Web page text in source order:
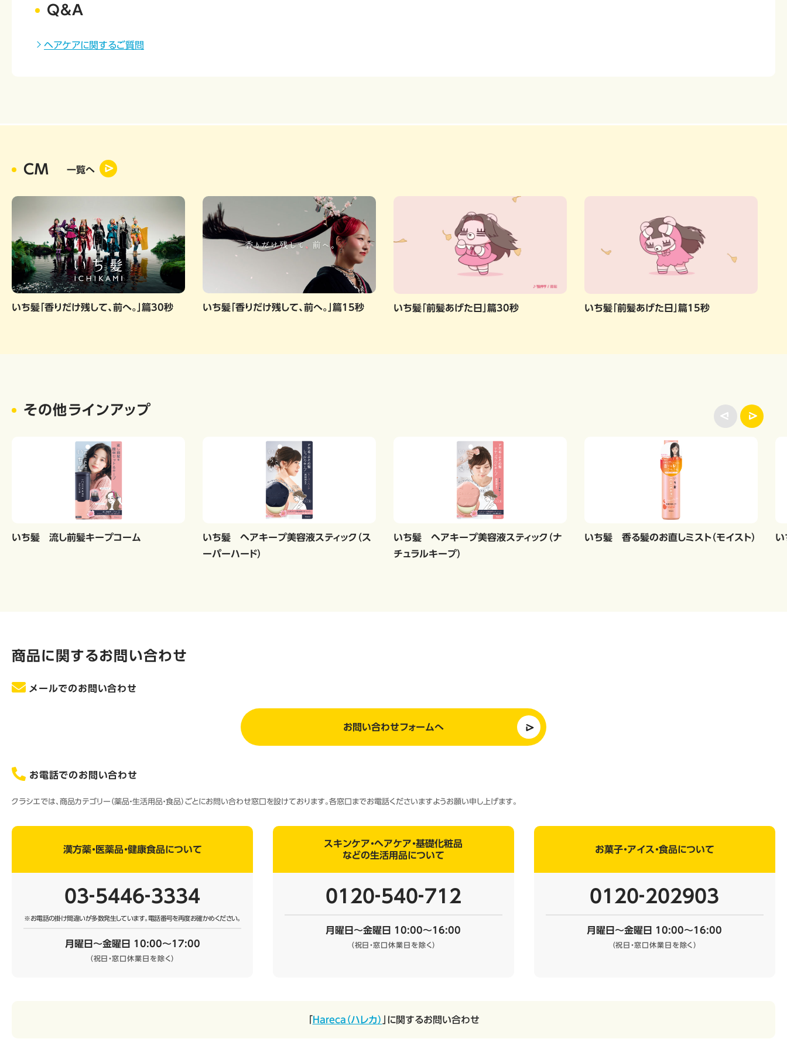
Q&A
ヘアケアに関するご質問
CM 一覧へ
いち髪「香りだけ残して、前へ。」篇30秒 いち髪「香りだけ残して、前へ。」篇15秒 いち髪「前髪あげた日」篇30秒 いち髪「前髪あげた日」篇15秒
その他ラインアップ
いち髪 流し前髪キープコーム
いち髪 ヘアキープ美容液スティック（ス
ーパーハード）
いち髪 ヘアキープ美容液スティック（ナ
チュラルキープ）
いち髪 香る髪のお直しミスト（モイスト）
商品に関するお問い合わせ
メールでのお問い合わせ
お問い合わせフォームへ
お電話でのお問い合わせ
クラシエでは、商品カテゴリー（薬品・生活用品・食品）ごとにお問い合わせ窓口を設けております。各窓口までお電話くださいますようお願い申し上げます。
漢方薬・医薬品・健康食品について
03‐5446‐3334
※お電話の掛け間違いが多数発生しています。電話番号を再度お確かめください。
月曜日～金曜日 10:00～17:00
（祝日・窓口休業日を除く）
スキンケア・ヘアケア・基礎化粧品
などの生活用品について
0120‐540‐712
月曜日～金曜日 10:00～16:00
（祝日・窓口休業日を除く）
お菓子・アイス・食品について
0120‐202903
月曜日～金曜日 10:00～16:00
（祝日・窓口休業日を除く）
「Hareca（ハレカ） 」に関するお問い合わせ